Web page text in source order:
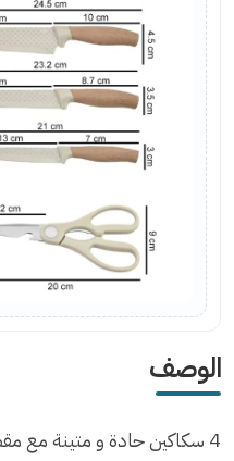
الوصف
4 سكاكين حادة و متينة